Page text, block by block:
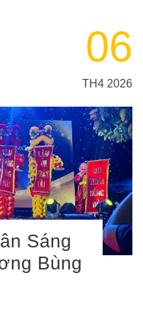
06
TH4 2026
Sáng
Bùng